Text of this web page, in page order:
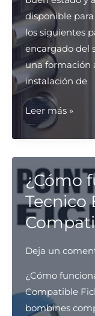
disponible
los siguientes
encargado del
una formación
instalación de
¿Cómo
mantener
Servicio
Tecnico
Bombin
Compatible
Fichet?
Leer más »
¿Cómo
Tecnico
Deja un
¿Cómo
Compatible
bombines